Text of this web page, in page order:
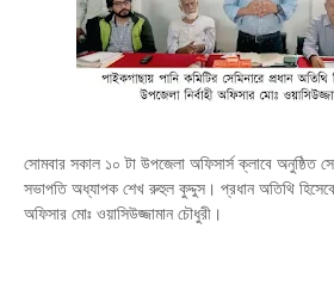
সোমবার সকাল ১০ টা উপজেলা অফিসার্স ক্লাবে অনুষ্ঠিত
সভাপতি অধ্যাপক শেখ রুহুল কুদ্দুস। প্রধান অতিথি হিসেবে
অফিসার মোঃ ওয়াসিউজ্জামান চৌধুরী।